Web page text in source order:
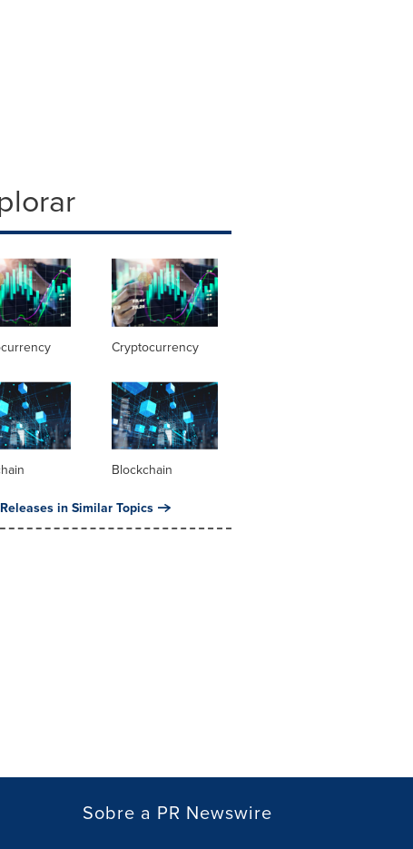
Cryptocurrency
Blockchain
in Similar Topics
Sobre a PR Newswire